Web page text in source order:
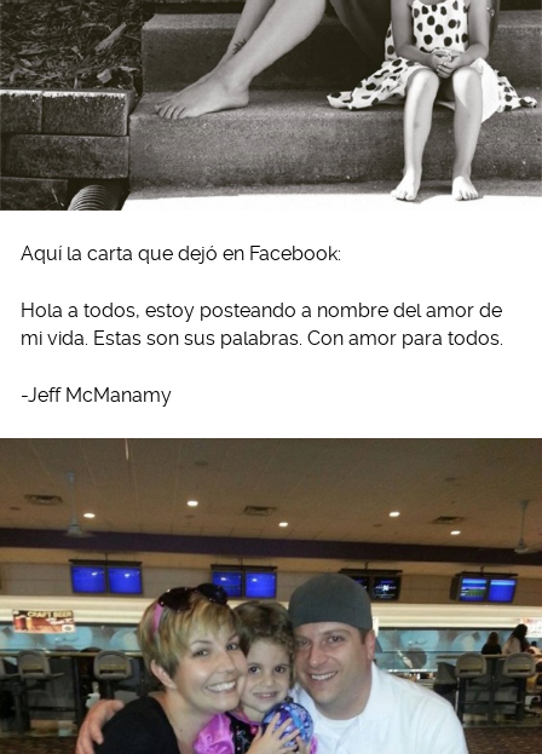
Aquí la carta que dejó en Facebook:
Hola a todos, estoy posteando a nombre del amor de
mi vida. Estas son sus palabras. Con amor para todos.
-Jeff McManamy